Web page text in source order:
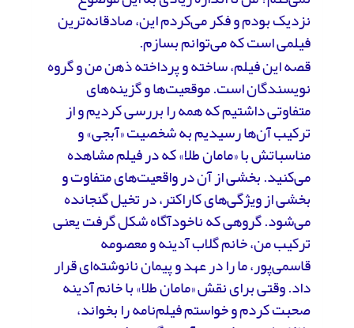
نزدیک بودم و فکر می‌کردم این، صادقانه‌ترین
فیلمی است که می‌توانم بسازم.
قصه این فیلم، ساخته و پرداخته ذهن من و گروه
نویسندگان است. موقعیت‌ها و گزینه‌های
متفاوتی داشتیم که همه را بررسی کردیم و از
ترکیب آن‌ها رسیدیم به شخصیت «آبجی» و
مناسباتش با «مامان طلا» که در فیلم مشاهده
می‌کنید.‌ بخشی از آن در واقعیت‌های متفاوت و
بخشی از ویژگی‌های کاراکتر، در تخیل گنجانده
می‌شود. گروهی که ناخودآگاه شکل گرفت یعنی
ترکیب من، خانم گلاب آدینه و معصومه
قاسمی‌پور، ما را در عهد و پیمان نانوشته‌ای قرار
داد. وقتی برای نقش «مامان طلا» با خانم آدینه
صحبت کردم و خواستم فیلم‌نامه را بخواند،